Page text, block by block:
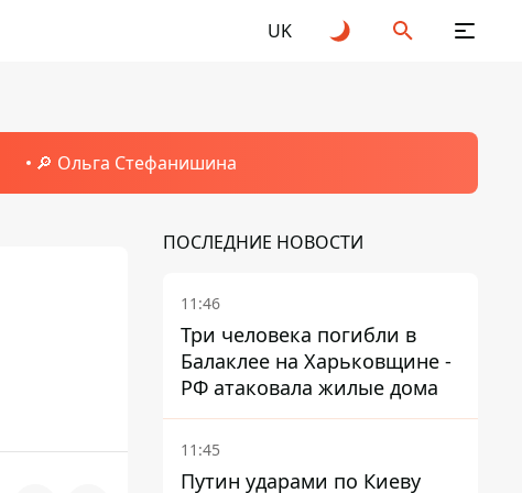
UK
🔎 Ольга Стефанишина
ПОСЛЕДНИЕ НОВОСТИ
11:46
Три человека погибли в
Балаклее на Харьковщине -
РФ атаковала жилые дома
11:45
Путин ударами по Киеву